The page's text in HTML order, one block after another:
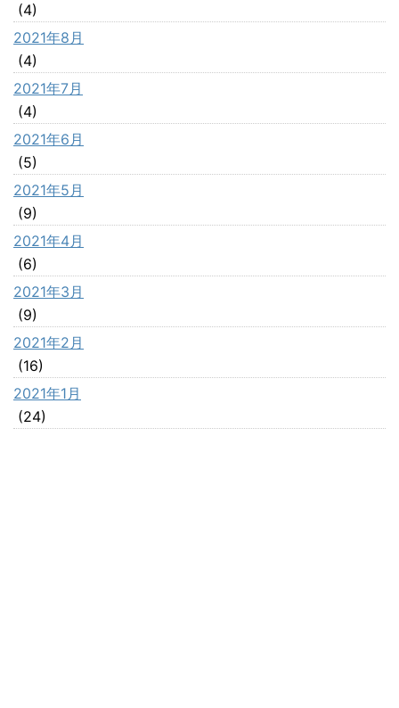
(4)
2021年8月
(4)
2021年7月
(4)
2021年6月
(5)
2021年5月
(9)
2021年4月
(6)
2021年3月
(9)
2021年2月
(16)
2021年1月
(24)